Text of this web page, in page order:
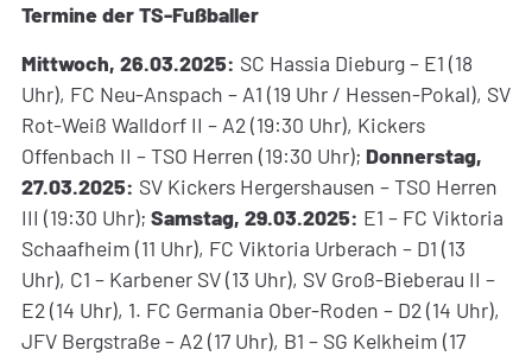
Termine der TS-Fußballer
Mittwoch, 26.03.2025: SC Hassia Dieburg – E1 (18
Uhr), FC Neu-Anspach – A1 (19 Uhr / Hessen-Pokal), SV
Rot-Weiß Walldorf II – A2 (19:30 Uhr), Kickers
Offenbach II – TSO Herren (19:30 Uhr); Donnerstag,
27.03.2025: SV Kickers Hergershausen – TSO Herren
III (19:30 Uhr); Samstag, 29.03.2025: E1 – FC Viktoria
Schaafheim (11 Uhr), FC Viktoria Urberach – D1 (13
Uhr), C1 – Karbener SV (13 Uhr), SV Groß-Bieberau II –
E2 (14 Uhr), 1. FC Germania Ober-Roden – D2 (14 Uhr),
JFV Bergstraße – A2 (17 Uhr), B1 – SG Kelkheim (17